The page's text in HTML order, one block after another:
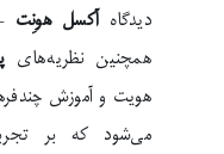
دیدگاهآکسل هونِت
همچنین نظریه‌های
هویت و آموزش
می‌شود که بر